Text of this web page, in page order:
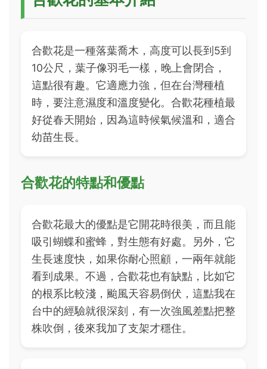
合歡花是一種落葉喬木，高度可以長到5到
10公尺，葉子像羽毛一樣，晚上會閉合，
這點很有趣。它適應力強，但在台灣種植
時，要注意濕度和溫度變化。合歡花種植最
好從春天開始，因為這時候氣候溫和，適合
幼苗生長。
合歡花的特點和優點
合歡花最大的優點是它開花時很美，而且能
吸引蝴蝶和蜜蜂，對生態有好處。另外，它
生長速度快，如果你耐心照顧，一兩年就能
看到成果。不過，合歡花也有缺點，比如它
的根系比較淺，颱風天容易倒伏，這點我在
台中的經驗就很深刻，有一次強風差點把整
株吹倒，後來我加了支架才穩住。